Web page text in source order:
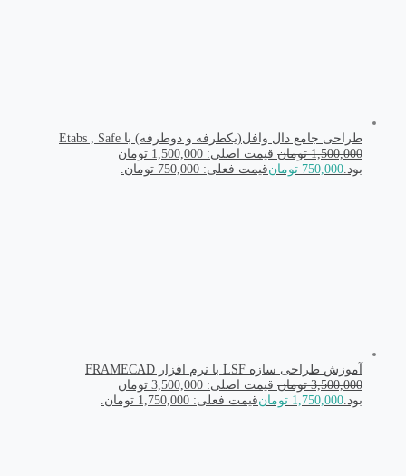
طراحی جامع دال وافل(یکطرفه و دوطرفه) با Etabs , Safe
1,500,000 تومان
قیمت اصلی: 1,500,000 تومان
بود.750,000 تومانقیمت فعلی: 750,000 تومان.
آموزش طراحی سازه LSF با نرم افزار FRAMECAD
3,500,000 تومان
قیمت اصلی: 3,500,000 تومان
بود.1,750,000 تومانقیمت فعلی: 1,750,000 تومان.